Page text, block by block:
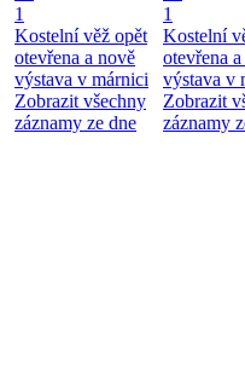
1
Kostelní věž opět
otevřena a nově
výstava v márnici
Zobrazit všechny
záznamy ze dne
1
Kostelní
otevřena
výstava v
Zobrazit
záznamy